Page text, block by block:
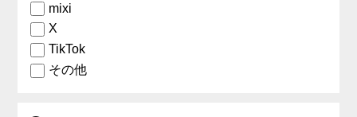
mixi
X
TikTok
その他